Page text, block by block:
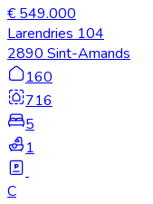
€ 549.000
Larendries 104
2890 Sint-Amands
160
716
5
1
C